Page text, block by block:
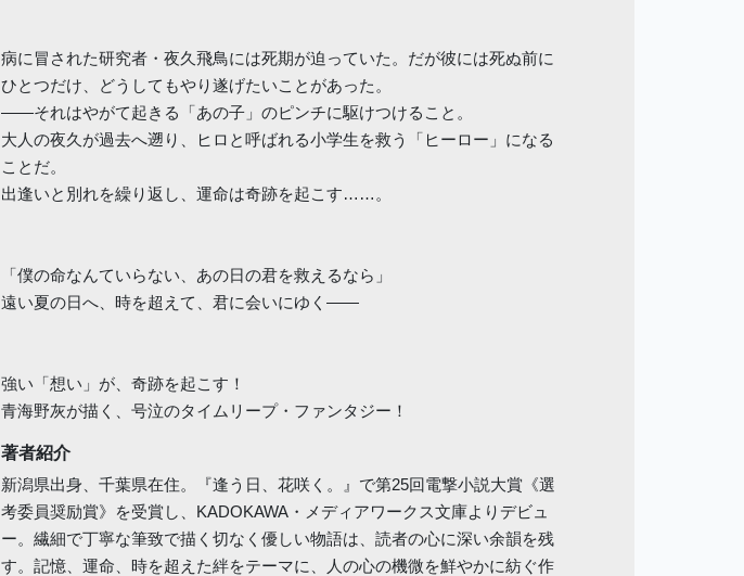
病に冒された研究者・夜久飛鳥には死期が迫っていた。だが彼には死ぬ前に
ひとつだけ、どうしてもやり遂げたいことがあった。
――それはやがて起きる「あの子」のピンチに駆けつけること。
大人の夜久が過去へ遡り、ヒロと呼ばれる小学生を救う「ヒーロー」になる
ことだ。
出逢いと別れを繰り返し、運命は奇跡を起こす……。
「僕の命なんていらない、あの日の君を救えるなら」
遠い夏の日へ、時を超えて、君に会いにゆく――
強い「想い」が、奇跡を起こす！
青海野灰が描く、号泣のタイムリープ・ファンタジー！
著者紹介
新潟県出身、千葉県在住。『逢う日、花咲く。』で第25回電撃小説大賞《選
考委員奨励賞》を受賞し、KADOKAWA・メディアワークス文庫よりデビュ
ー。繊細で丁寧な筆致で描く切なく優しい物語は、読者の心に深い余韻を残
す。記憶、運命、時を超えた絆をテーマに、人の心の機微を鮮やかに紡ぐ作